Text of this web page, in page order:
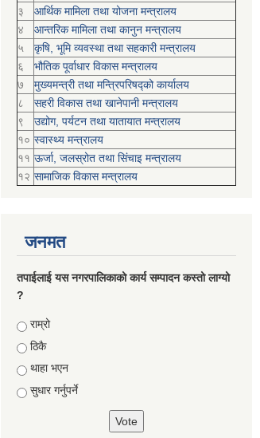
३
आर्थिक मामिला तथा योजना मन्त्रालय
४
आन्तरिक मामिला तथा कानुन मन्त्रालय
५
कृषि, भूमि व्यवस्था तथा सहकारी मन्त्रालय
६
भौतिक पूर्वाधार विकास मन्त्रालय
७
मुख्यमन्त्री तथा मन्त्रिपरिषद्को कार्यालय
८
सहरी विकास तथा खानेपानी मन्त्रालय
९
उद्योग, पर्यटन तथा यातायात मन्त्रालय
१० स्वास्थ्य मन्त्रालय
११ ऊर्जा, जलस्रोत तथा सिंचाइ मन्त्रालय
१२ सामाजिक विकास मन्‍‍त्रालय
जनमत
तपाईलाई यस नगरपालिकाको कार्य सम्पादन कस्तो लाग्यो
?
Choices
राम्रो
ठिकै
थाहा भएन
सुधार गर्नुपर्ने